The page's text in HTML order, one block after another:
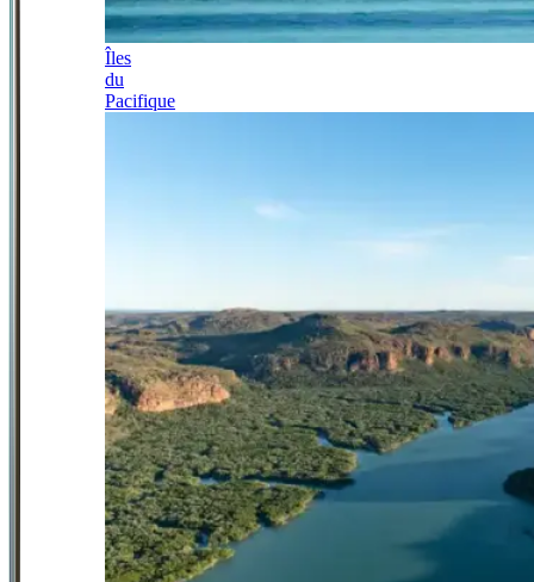
Îles
du
Pacifique